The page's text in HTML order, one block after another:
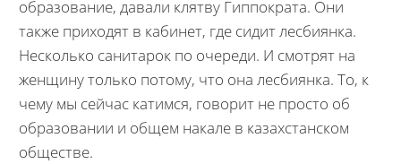
образование, давали клятву Гиппократа. Они
также приходят в кабинет, где сидит лесбиянка.
Несколько санитарок по очереди. И смотрят на
женщину только потому, что она лесбиянка. То, к
чему мы сейчас катимся, говорит не просто об
образовании и общем накале в казахстанском
обществе.